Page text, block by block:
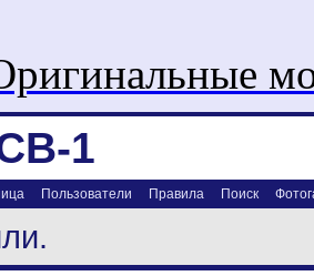
1
Пользователи Правила Поиск